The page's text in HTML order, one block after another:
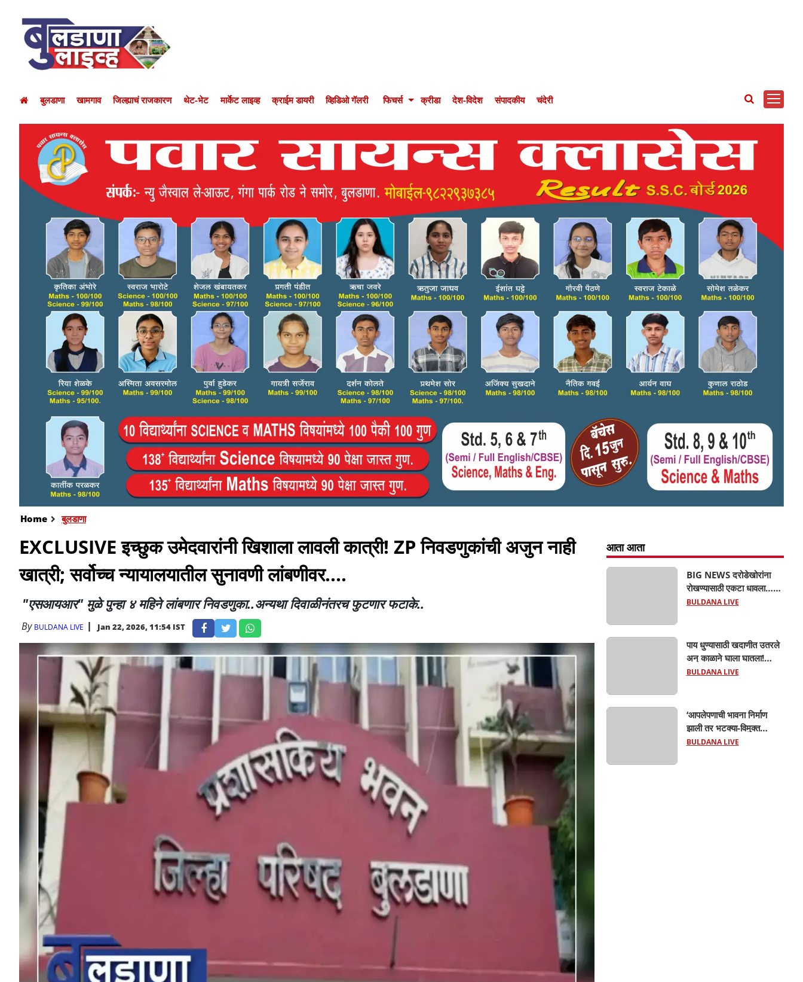
बुलडाणा खामगाव जिल्ह्याचं राजकारण थेट-भेट मार्केट लाइव्ह क्राईम डायरी व्हिडिओ गॅलरी फिचर्स क्रीडा देश-विदेश संपादकीय चंदेरी
Home बुलडाणा
EXCLUSIVE इच्छुक उमेदवारांनी खिशाला लावली कात्री! ZP निवडणुकांची अजुन नाही
खात्री; सर्वोच्च न्यायालयातील सुनावणी लांबणीवर....
"एसआयआर" मुळे पुन्हा ४ महिने लांबणार निवडणुका..अन्यथा दिवाळीनंतरच फुटणार फटाके..
By BULDANA LIVE Jan 22, 2026, 11:54 IST
आता आता
BIG NEWS दरोडेखोरांना
रोखण्यासाठी एकटा धावला…
पण टोळीने घेरलं! काठी-चाकूचे
BULDANA LIVE
पाय धुण्यासाठी खदाणीत उतरले
अन् काळाने घाला घातला!
देऊळगाव माळीजवळ दोन
शोककळा
BULDANA LIVE
‘आपलेपणाची भावना निर्माण
झाली तर भटक्या-विमुक्त
समाजाचा उत्कर्ष दूर नाही’; ही
BULDANA LIVE